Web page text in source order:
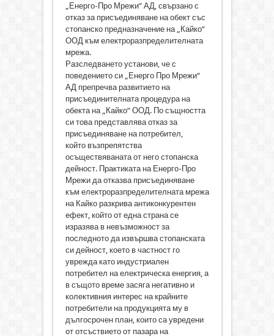
„Енерго-Про Мрежи“ АД, свързано с
отказ за присъединяване на обект със
стопанско предназначение на „Кайко“
ООД към електроразпределителната
мрежа.
Разследването установи, че с
поведението си „Енерго Про Мрежи“
АД препречва развитието на
присъединителната процедура на
обекта на „Кайко“ ООД. По същността
си това представлява отказ за
присъединяване на потребител,
който възпрепятства
осъществяваната от него стопанска
дейност. Практиката на Енерго-Про
Мрежи да отказва присъединяване
към електроразпределителната мрежа
на Кайко разкрива антиконкурентен
ефект, който от една страна се
изразява в невъзможност за
последното да извършва стопанската
си дейност, което в частност го
уврежда като индустриален
потребител на електрическа енергия, а
в същото време засяга негативно и
колективния интерес на крайните
потребители на продукцията му в
дългосрочен план, които са увредени
от отсъствието от пазара на